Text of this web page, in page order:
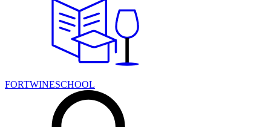
FORTWINESCHOOL